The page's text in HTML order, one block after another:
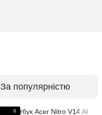
За популярністю
6